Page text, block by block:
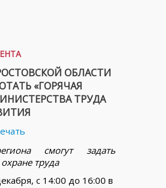
ОБЛАСТИ
«ГОРЯЧАЯ
ТРУДА
смогут задать
труда
с 14:00 до 16:00 в